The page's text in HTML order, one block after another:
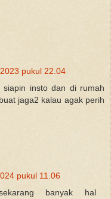
pukul 22.04
insto dan di rumah
jaga2 kalau agak perih
pukul 11.06
banyak hal